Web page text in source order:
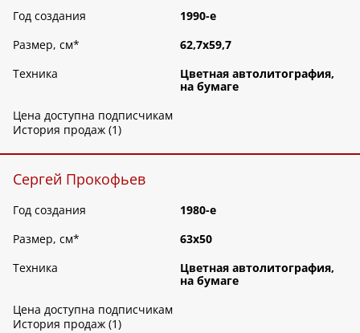
Год создания
1990-е
Размер, см*
62,7х59,7
Техника
Цветная автолитография,
на бумаге
Цена доступна подписчикам
История продаж (1)
Сергей Прокофьев
Год создания
1980-е
Размер, см*
63х50
Техника
Цветная автолитография,
на бумаге
Цена доступна подписчикам
История продаж (1)